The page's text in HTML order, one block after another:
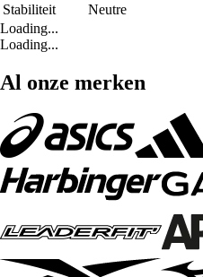
Stabiliteit
Neutre
Loading...
Loading...
Al onze merken